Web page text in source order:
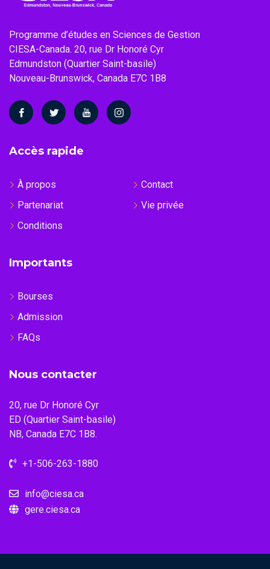
Programme d’études en Sciences de Gestion
CIESA-Canada. 20, rue Dr Honoré Cyr
Edmundston (Quartier Saint-basile)
Nouveau-Brunswick, Canada E7C 1B8
Accès rapide
À propos
Contact
Partenariat
Vie privée
Conditions
Importants
Bourses
Admission
FAQs
Nous contacter
20, rue Dr Honoré Cyr
ED (Quartier Saint-basile)
NB, Canada E7C 1B8.
+1-506-263-1880
info@ciesa.ca
gere.ciesa.ca